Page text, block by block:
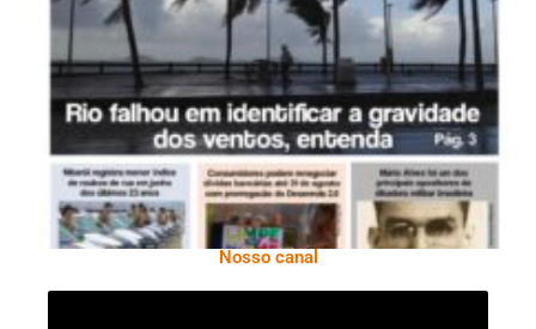
Ano X – Número 366 01 A 07 De Agosto De
2026
Nosso canal